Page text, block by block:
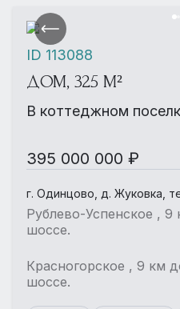
ДОМ, 325 М²
В коттеджном
395 000 000 ₽
г. Одинцово, д. Жуковка,
Рублево-Успенское ,
шоссе.
Красногорское , 9 км
шоссе.
ID 113088